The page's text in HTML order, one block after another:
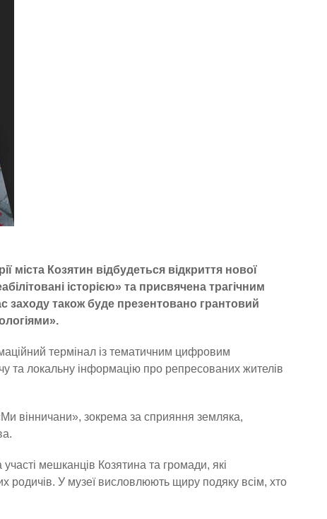
міста Козятин відбудеться відкриття нової
історією» та присвячена трагічним
заходу також буде презентовано грантовий
термінал із тематичним цифровим
та локальну інформацію про репресованих жителів
вінничани», зокрема за сприяння земляка,
мешканців Козятина та громади, які
родичів. У музеї висловлюють щиру подяку всім, хто